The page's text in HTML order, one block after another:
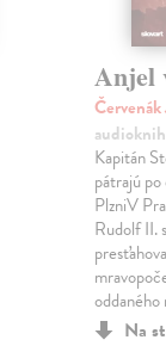
Anjel
Červenák
Kapitán
pátrajú
PlzniV
Rudolf II.
Na